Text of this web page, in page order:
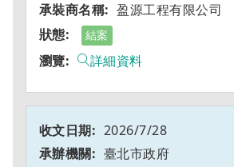
盈源工程有限公司
結案
詳細資料
2026/7/28
臺北市政府